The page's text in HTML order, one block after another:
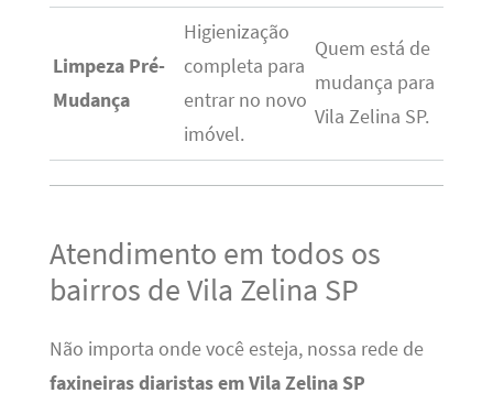
Limpeza Pré-
Mudança
Higienização
completa para
entrar no novo
imóvel.
Quem está de
mudança para
Vila Zelina SP.
Atendimento em todos os
bairros de Vila Zelina SP
Não importa onde você esteja, nossa rede de
faxineiras diaristas em Vila Zelina SP